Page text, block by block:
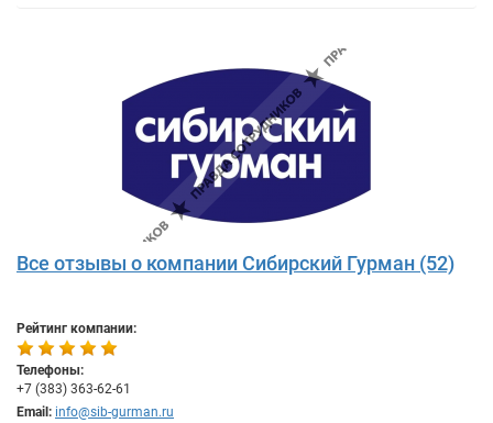
Все отзывы о компании Сибирский Гурман (52)
Рейтинг компании:
Телефоны:
+7 (383) 363-62-61
Email: info@sib-gurman.ru